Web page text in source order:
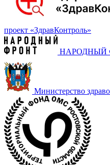
проект «‎ЗдравКонтроль»
НАРОДНЫЙ
Министерство